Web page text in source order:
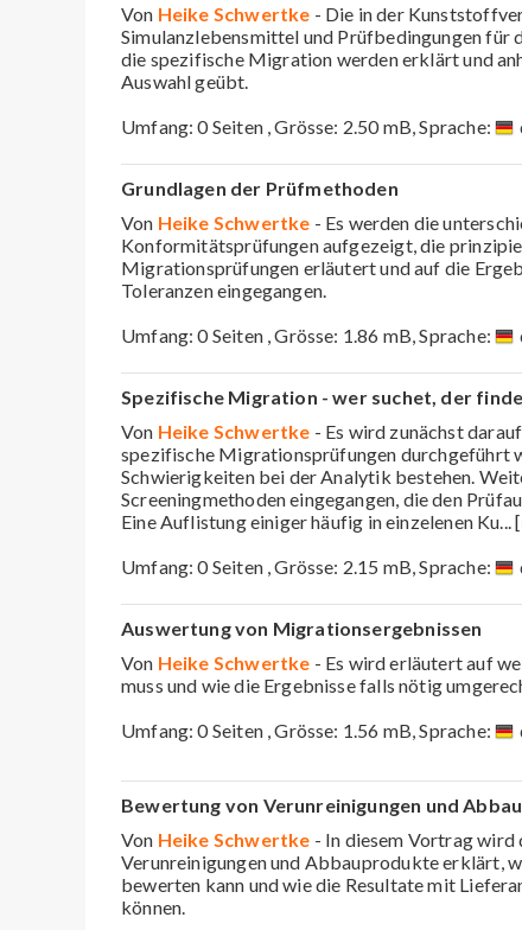
Von Heike Schwertke - Die in der
Simulanzlebensmittel und Prüfbedingungen für
die spezifische Migration werden erklärt und
Auswahl geübt.
Umfang: 0 Seiten , Grösse: 2.50 mB, Sprache:
Grundlagen der Prüfmethoden
Von Heike Schwertke - Es werden die
Konformitätsprüfungen aufgezeigt, die
Migrationsprüfungen erläutert und auf die
Toleranzen eingegangen.
Umfang: 0 Seiten , Grösse: 1.86 mB, Sprache:
Spezifische Migration - wer suchet, der
Von Heike Schwertke - Es wird zunächst
spezifische Migrationsprüfungen durchgeführt
Schwierigkeiten bei der Analytik bestehen.
Screeningmethoden eingegangen, die den
Eine Auflistung einiger häufig in einzelenen Ku... [
Umfang: 0 Seiten , Grösse: 2.15 mB, Sprache:
Auswertung von Migrationsergebnissen
Von Heike Schwertke - Es wird erläutert auf
muss und wie die Ergebnisse falls nötig
Umfang: 0 Seiten , Grösse: 1.56 mB, Sprache:
Bewertung von Verunreinigungen und
Von Heike Schwertke - In diesem Vortrag wird
Verunreinigungen und Abbauprodukte erklärt,
bewerten kann und wie die Resultate mit
können.